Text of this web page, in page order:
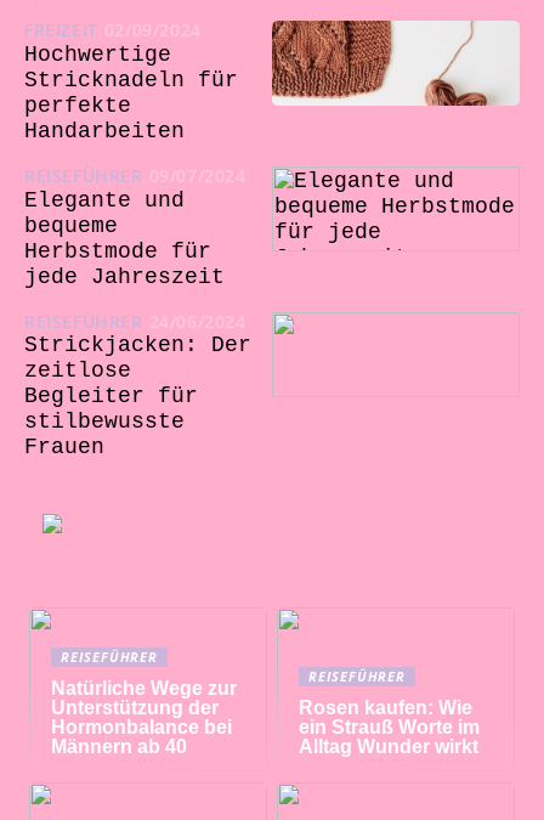
FREIZEIT 02/09/2024
Hochwertige
Stricknadeln für
perfekte
Handarbeiten
REISEFÜHRER 09/07/2024
Elegante und
bequeme
Herbstmode für
jede Jahreszeit
REISEFÜHRER 24/06/2024
Strickjacken: Der
zeitlose
Begleiter für
stilbewusste
Frauen
REISEFÜHRER
Natürliche Wege zur
Unterstützung der
Hormonbalance bei
Männern ab 40
REISEFÜHRER
Rosen kaufen: Wie
ein Strauß Worte im
Alltag Wunder wirkt